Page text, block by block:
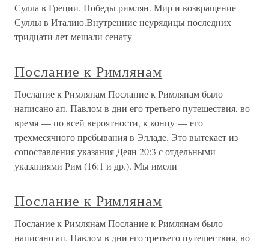
Сулла в Греции. Победы римлян. Мир и возвращение
Суллы в Италию.Внутренние неурядицы последних
тридцати лет мешали сенату
Послание к Римлянам
Послание к Римлянам Послание к Римлянам было
написано ап. Павлом в дни его третьего путешествия, во
время — по всей вероятности, к концу — его
трехмесячного пребывания в Элладе. Это вытекает из
сопоставления указания Деян 20:3 с отдельными
указаниями Рим (16:1 и др.). Мы имели
Послание к Римлянам
Послание к Римлянам Послание к Римлянам было
написано ап. Павлом в дни его третьего путешествия, во